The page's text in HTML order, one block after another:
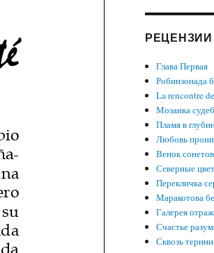
РЕЦЕНЗИИ
Глава Первая
Робинзонада
La rencontre
Мозаика судеб
Пламя в
Любовь
Венок
Северные
Перекличка
Маракотова
Галерея
Счастье
Сквозь тернии